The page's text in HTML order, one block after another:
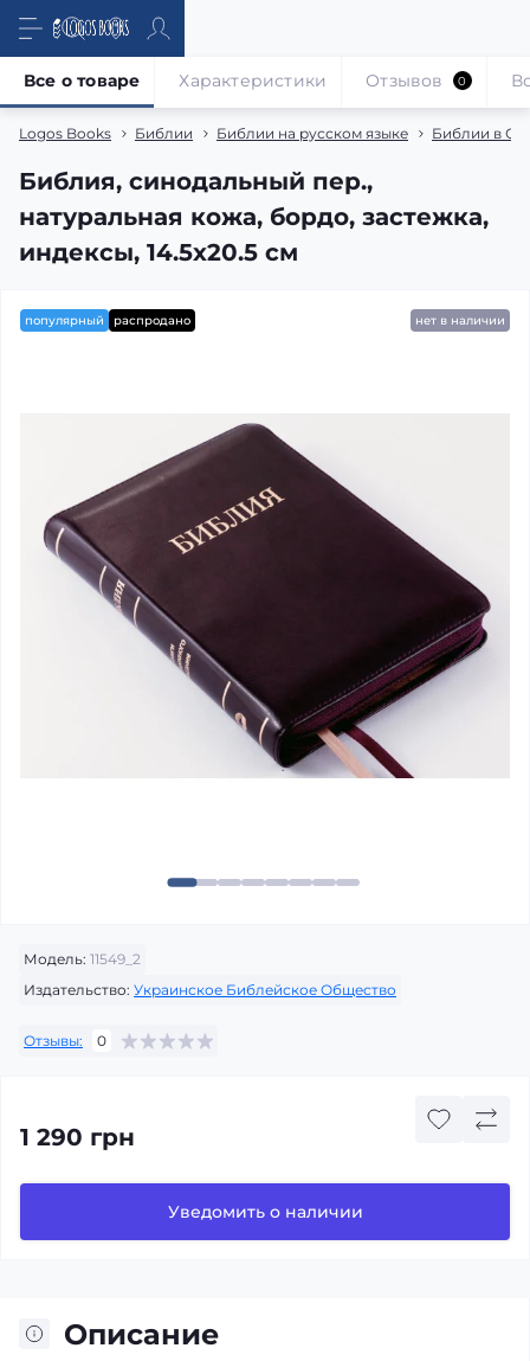
Logos Books Библии Библии на русском языке Библии в
Библия, синодальный пер.,
натуральная кожа, бордо, застежка,
индексы, 14.5x20.5 см
Все о товаре Характеристики Отзывов 0
популярный распродано нет в наличии
Модель: 11549_2
Издательство: Украинское Библейское Общество
Отзывы: 0
1 290 грн
Уведомить о наличии
Описание